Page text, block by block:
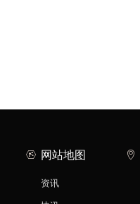
网站地图
资讯